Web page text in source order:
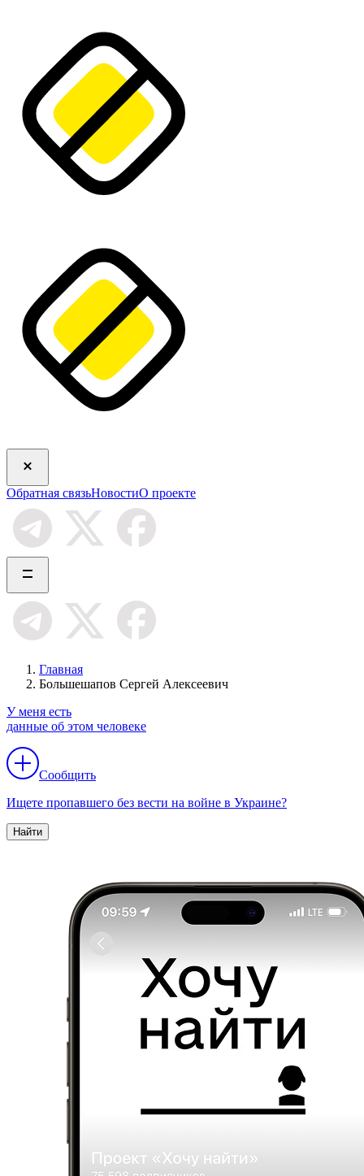
Обратная связьНовостиО проекте
Главная
Большешапов Сергей Алексеевич
У меня есть
данные об этом человеке
Сообщить
Ищете пропавшего без вести на войне в Украине?
Найти